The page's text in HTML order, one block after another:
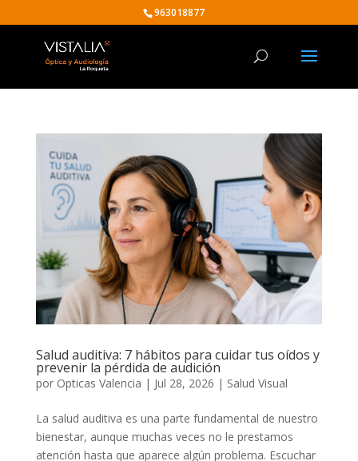
963018877
Salud auditiva: 7 hábitos para cuidar tus oídos y
prevenir la pérdida de audición
por Opticas Valencia | Jul 28, 2026 | Salud Visual
La salud auditiva es una parte fundamental de nuestro
bienestar, aunque muchas veces no le prestamos
atención hasta que aparece algún problema. Escuchar